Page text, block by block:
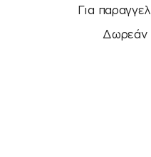
Για
Δωρεάν